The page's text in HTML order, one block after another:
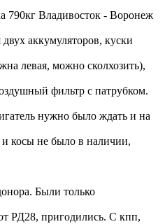
790кг Владивосток - Воронеж
аккумуляторов, куски
левая, можно сколхозить),
фильтр с патрубком.
нужно было ждать и на
косы не было в наличии,
Были только
РД28, пригодились. С кпп,